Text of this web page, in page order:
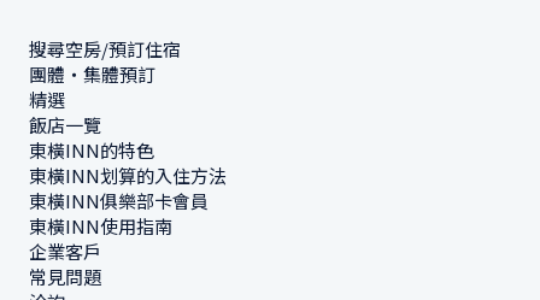
搜尋空房/預訂住宿
團體・集體預訂
精選
飯店一覽
東橫INN的特色
東橫INN划算的入住方法
東橫INN俱樂部卡會員
東橫INN使用指南
企業客戶
常見問題